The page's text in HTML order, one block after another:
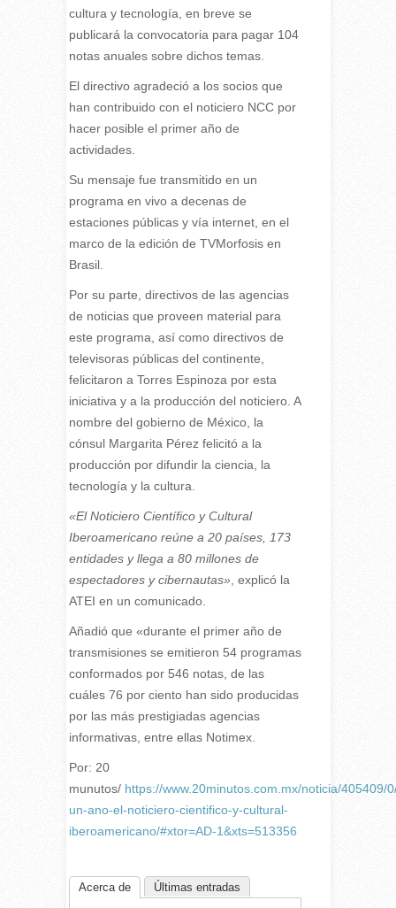
cultura y tecnología, en breve se
publicará la convocatoria para pagar 104
notas anuales sobre dichos temas.
El directivo agradeció a los socios que
han contribuido con el noticiero NCC por
hacer posible el primer año de
actividades.
Su mensaje fue transmitido en un
programa en vivo a decenas de
estaciones públicas y vía internet, en el
marco de la edición de TVMorfosis en
Brasil.
Por su parte, directivos de las agencias
de noticias que proveen material para
este programa, así como directivos de
televisoras públicas del continente,
felicitaron a Torres Espinoza por esta
iniciativa y a la producción del noticiero. A
nombre del gobierno de México, la
cónsul Margarita Pérez felicitó a la
producción por difundir la ciencia, la
tecnología y la cultura.
«El Noticiero Científico y Cultural
Iberoamericano reúne a 20 países, 173
entidades y llega a 80 millones de
espectadores y cibernautas» , explicó la
ATEI en un comunicado.
Añadió que «durante el primer año de
transmisiones se emitieron 54 programas
conformados por 546 notas, de las
cuáles 76 por ciento han sido producidas
por las más prestigiadas agencias
informativas, entre ellas Notimex.
Por: 20
munutos/ https://www.20minutos.com.mx/noticia/405409/
un-ano-el-noticiero-cientifico-y-cultural-
iberoamericano/#xtor=AD-1&xts=513356
Acerca de Últimas entradas